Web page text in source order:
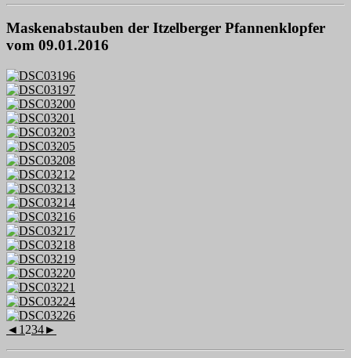
Maskenabstauben der Itzelberger Pfannenklopfer
vom 09.01.2016
◄ 1 234►